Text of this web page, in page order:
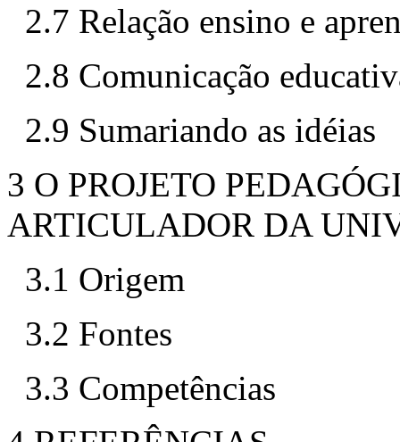
2.7 Relação ensino e
2.8 Comunicação
2.9 Sumariando as idéias
3 O PROJETO
ARTICULADOR DA
3.1 Origem
3.2 Fontes
3.3 Competências